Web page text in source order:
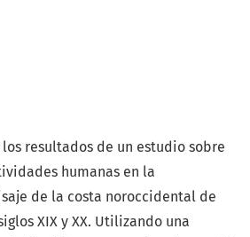
resultados de un estudio sobre
humanas en la
de la costa noroccidental de
XIX y XX. Utilizando una